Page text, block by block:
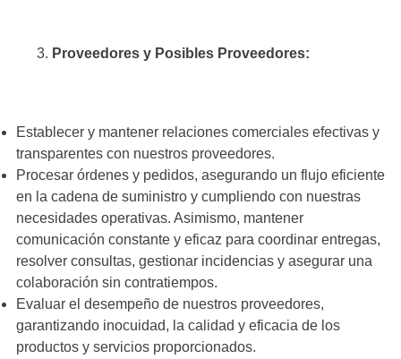
Proveedores y Posibles Proveedores:
Establecer y mantener relaciones comerciales efectivas y
transparentes con nuestros proveedores.
Procesar órdenes y pedidos, asegurando un flujo eficiente
en la cadena de suministro y cumpliendo con nuestras
necesidades operativas. Asimismo, mantener
comunicación constante y eficaz para coordinar entregas,
resolver consultas, gestionar incidencias y asegurar una
colaboración sin contratiempos.
Evaluar el desempeño de nuestros proveedores,
garantizando inocuidad, la calidad y eficacia de los
productos y servicios proporcionados.